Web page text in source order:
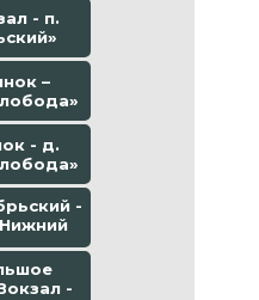
- п.
–
- д.
-
-